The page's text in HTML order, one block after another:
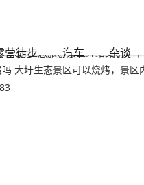
营徒步 汽车 杂谈
大圩生态旅游景区介绍文字？
大圩生态景区可以烧烤，景